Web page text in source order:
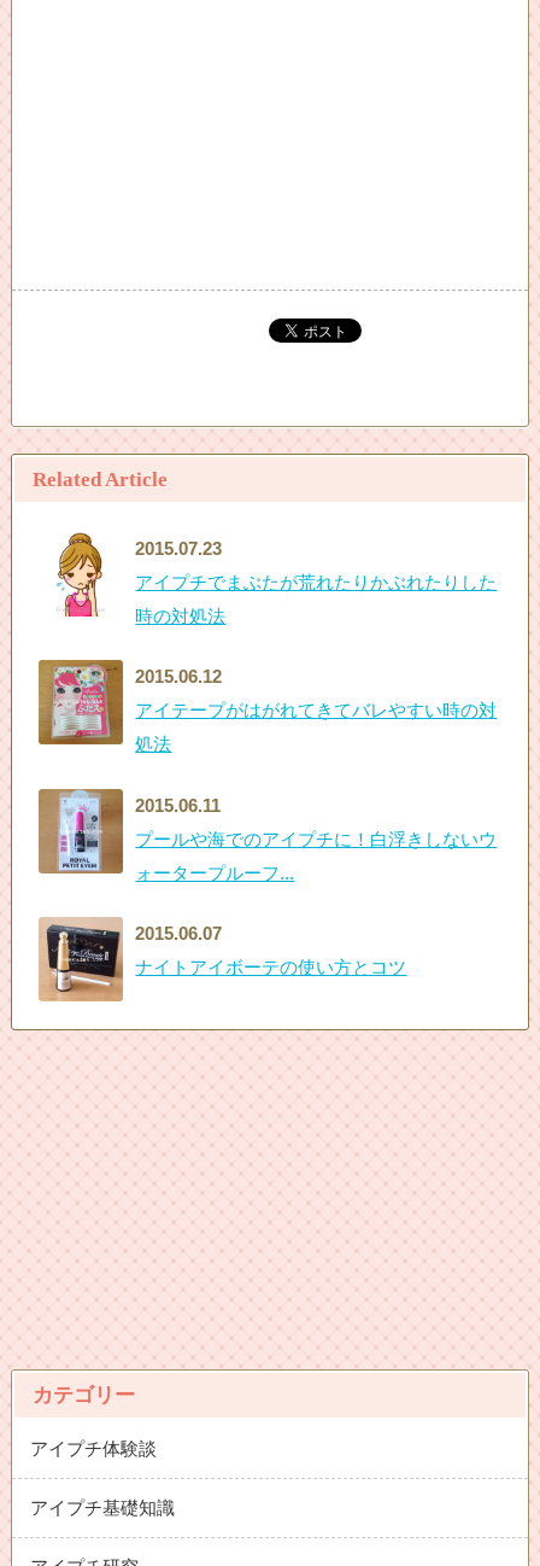
Related Article
2015.07.23
アイプチでまぶたが荒れたりかぶれたりした
時の対処法
2015.06.12
アイテープがはがれてきてバレやすい時の対
処法
2015.06.11
プールや海でのアイプチに！白浮きしないウ
ォータープルーフ...
2015.06.07
ナイトアイボーテの使い方とコツ
カテゴリー
アイプチ体験談
アイプチ基礎知識